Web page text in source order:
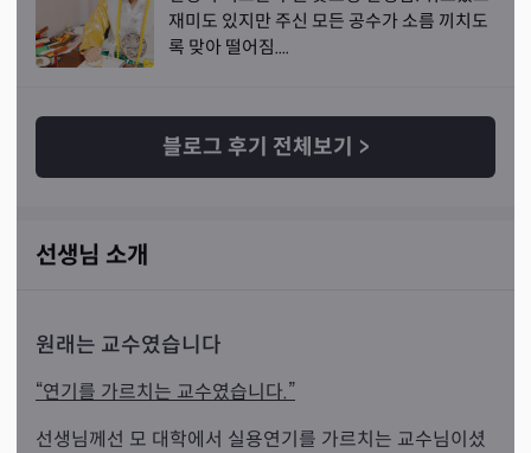
재미도 있지만 주신 모든 공수가 소름 끼치도
록 맞아 떨어짐....
블로그 후기 전체보기 >
선생님 소개
원래는 교수였습니다
“연기를 가르치는 교수였습니다.”
선생님께선 모 대학에서 실용연기를 가르치는 교수님이셨